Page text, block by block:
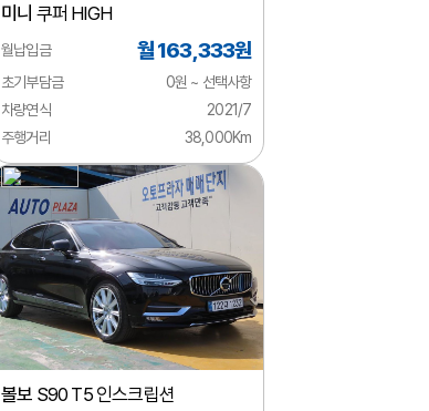
미니 쿠퍼 HIGH
월납입금 월 163,333원
초기부담금
0원 ~ 선택사항
차량연식
2021/7
주행거리
38,000Km
볼보 S90 T5 인스크립션